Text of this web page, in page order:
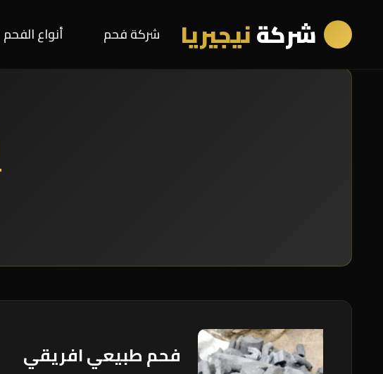
شركةنيجيريا شركة فحم أنواع الفحم
فحم طبيعي افريقي